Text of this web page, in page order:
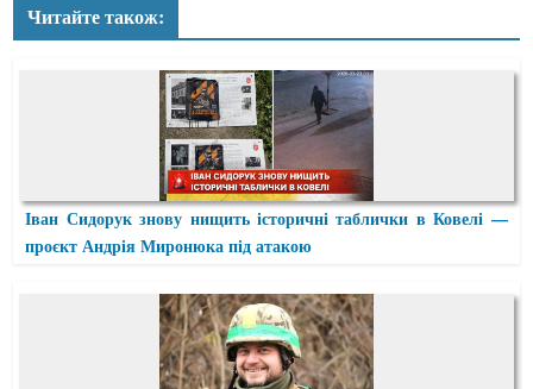
Читайте також:
Іван Сидорук знову нищить історичні таблички в Ковелі —
проєкт Андрія Миронюка під атакою